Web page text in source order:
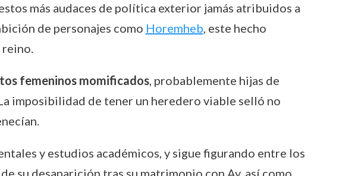
más audaces de política exterior jamás atribuidos a
de personajes como Horemheb, este hecho
reino.
femeninos momificados, probablemente hijas de
imposibilidad de tener un heredero viable selló no
y estudios académicos, y sigue figurando entre los
de su desaparición tras su matrimonio con Ay, así como